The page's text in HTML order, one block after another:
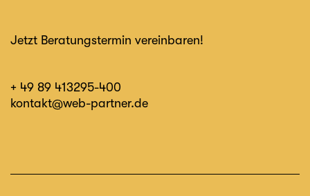
Jetzt Beratungstermin vereinbaren!
+ 49 89 413295-400
kontakt@web-partner.de